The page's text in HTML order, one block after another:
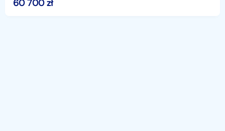
60 700zł